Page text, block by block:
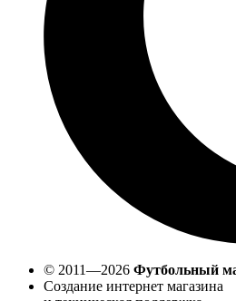
© 2011—2026 Футбольный
Создание интернет магазина